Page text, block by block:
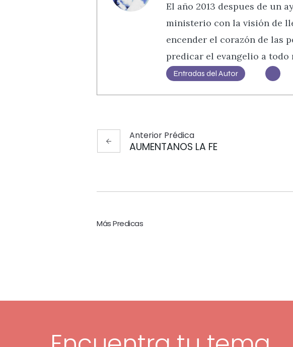
El año 2013 despues de un
ministerio con la visión de
encender el corazón de las
predicar el evangelio a
Entradas del Autor
Anterior Prédica
AUMENTANOS LA FE
Más Predicas